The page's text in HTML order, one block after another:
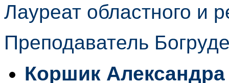
Лауреат областного и
Преподаватель
Коршик Александра